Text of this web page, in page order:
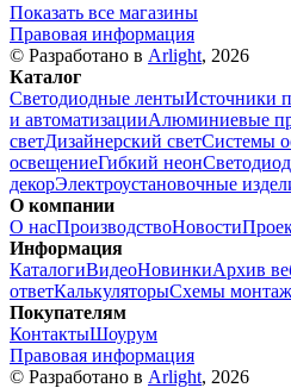
Показать все магазины
Правовая информация
© Разработано в Arlight, 2026
Каталог
Светодиодные лентыИсточники
и автоматизацииАлюминиевые
светДизайнерский светСистемы
освещениеГибкий неон
декорЭлектроустановочные
О компании
О насПроизводствоНовости
Информация
КаталогиВидеоНовинкиАрхив
ответКалькуляторыСхемы
Покупателям
КонтактыШоурум
Правовая информация
© Разработано в Arlight, 2026